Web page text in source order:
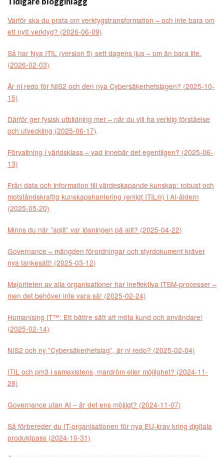
Varför ska du prata om verktygstransformation – och inte bara om
ett nytt verktyg? (2026-06-09)
Så har Nya ITIL (version 5) sett dagens ljus – om än bara lite.
(2026-02-03)
Är ni redo för NIS2 och den nya Cybersäkerhetslagen? (2025-10-
15)
Därför ger fysisk utbildning mer – när du vill ha verklig förståelse
och utveckling (2025-06-17)
Förvaltning i världsklass – vad innebär det egentligen? (2025-06-
13)
Från data och information till värdeskapande kunskap: robust och
motståndskraftig kunskapshantering (enligt ITIL®) i AI-åldern
(2025-05-20)
Minns du när ”agilt” var lösningen på allt? (2025-04-22)
Governance – mängden förordningar och styrdokument kräver
nya tankesätt! (2025-03-12)
Majoriteten av alla organisationer har ineffektiva ITSM-processer –
men det behöver inte vara så! (2025-02-24)
Humanising IT™: Ett bättre sätt att möta kund och användare!
(2025-02-14)
NIS2 och ny ”Cybersäkerhetslag”, är ni redo? (2025-02-04)
ITIL och pm3 i samexistens, mardröm eller möjlighet? (2024-11-
28)
Governance utan AI – är det ens möjligt? (2024-11-07)
Så förbereder du IT-organisationen för nya EU-krav kring digitala
produktpass (2024-10-31)